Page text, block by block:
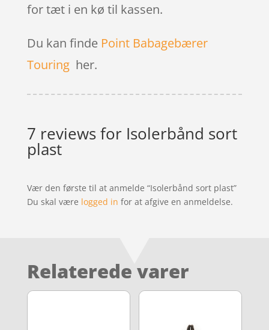
for tæt i en kø til kassen.
Du kan finde Point Babagebærer
Touringher.
7 reviews for Isolerbånd sort
plast
Vær den første til at anmelde “Isolerbånd sort plast”
Du skal være logged in for at afgive en anmeldelse.
Relaterede varer